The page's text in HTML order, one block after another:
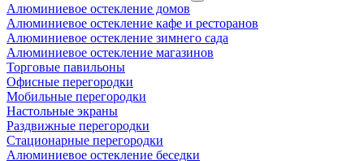
Алюминиевое остекление домов
Алюминиевое остекление кафе и ресторанов
Алюминиевое остекление зимнего сада
Алюминиевое остекление магазинов
Торговые павильоны
Офисные перегородки
Мобильные перегородки
Настольные экраны
Раздвижные перегородки
Стационарные перегородки
Алюминиевое остекление беседки